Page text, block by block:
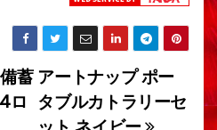
アートナップ ポー
タブルカトラリーセ
蓄
ロ